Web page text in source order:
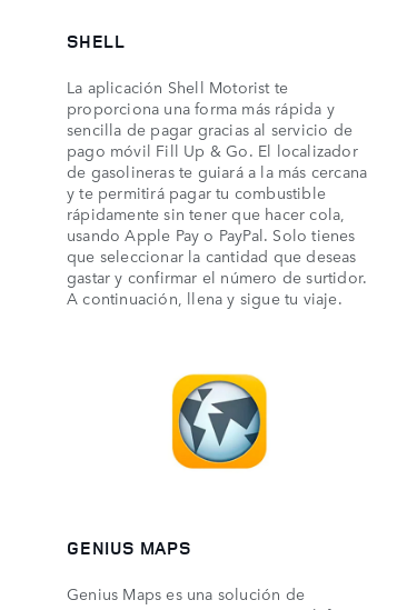
SHELL
La aplicación Shell Motorist te
proporciona una forma más rápida y
sencilla de pagar gracias al servicio de
pago móvil Fill Up & Go. El localizador
de gasolineras te guiará a la más cercana
y te permitirá pagar tu combustible
rápidamente sin tener que hacer cola,
usando Apple Pay o PayPal. Solo tienes
que seleccionar la cantidad que deseas
gastar y confirmar el número de surtidor.
A continuación, llena y sigue tu viaje.
GENIUS MAPS
Genius Maps es una solución de